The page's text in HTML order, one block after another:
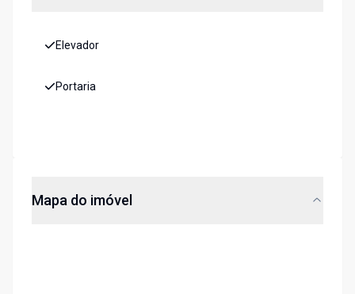
Elevador
Portaria
Mapa do imóvel